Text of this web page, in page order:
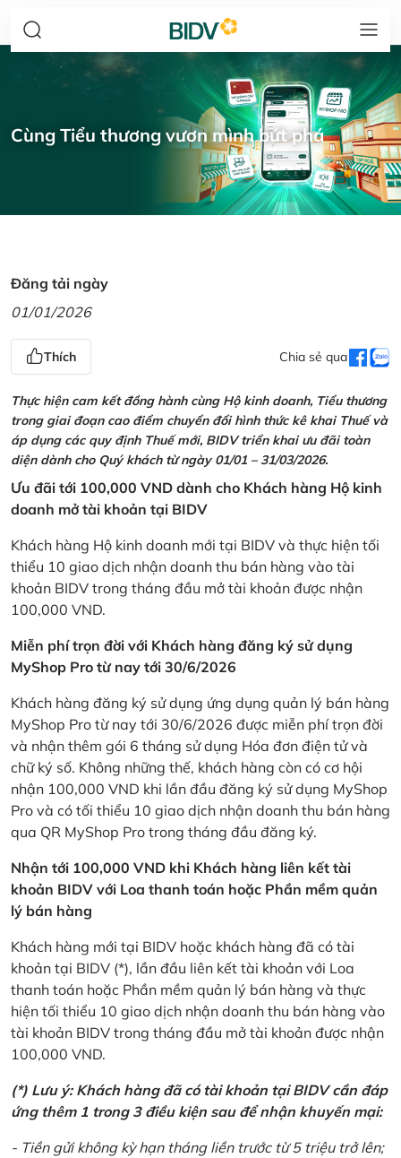
Cùng Tiểu thương vươn mình bứt phá
Đăng tải ngày
01/01/2026
Thích Chia sẻ qua
Thực hiện cam kết đồng hành cùng Hộ kinh doanh, Tiểu thương
trong giai đoạn cao điểm chuyển đổi hình thức kê khai Thuế và
áp dụng các quy định Thuế mới, BIDV triển khai ưu đãi toàn
diện dành cho Quý khách từ ngày 01/01 – 31/03/2026.
Ưu đãi tới 100,000 VND dành cho Khách hàng Hộ kinh
doanh mở tài khoản tại BIDV
Khách hàng Hộ kinh doanh mới tại BIDV và thực hiện tối
thiểu 10 giao dịch nhận doanh thu bán hàng vào tài
khoản BIDV trong tháng đầu mở tài khoản được nhận
100,000 VND.
Miễn phí trọn đời với Khách hàng đăng ký sử dụng
MyShop Pro từ nay tới 30/6/2026
Khách hàng đăng ký sử dụng ứng dụng quản lý bán hàng
MyShop Pro từ nay tới 30/6/2026 được miễn phí trọn đời
và nhận thêm gói 6 tháng sử dụng Hóa đơn điện tử và
chữ ký số. Không những thế, khách hàng còn có cơ hội
nhận 100,000 VND khi lần đầu đăng ký sử dụng MyShop
Pro và có tối thiểu 10 giao dịch nhận doanh thu bán hàng
qua QR MyShop Pro trong tháng đầu đăng ký.
Nhận tới 100,000 VND khi Khách hàng liên kết tài
khoản BIDV với Loa thanh toán hoặc Phần mềm quản
lý bán hàng
Khách hàng mới tại BIDV hoặc khách hàng đã có tài
khoản tại BIDV (*), lần đầu liên kết tài khoản với Loa
thanh toán hoặc Phần mềm quản lý bán hàng và thực
hiện tối thiểu 10 giao dịch nhận doanh thu bán hàng vào
tài khoản BIDV trong tháng đầu mở tài khoản được nhận
100,000 VND.
(*) Lưu ý: Khách hàng đã có tài khoản tại BIDV cần đáp
ứng thêm 1 trong 3 điều kiện sau để nhận khuyến mại:
- Tiền gửi không kỳ hạn tháng liền trước từ 5 triệu trở lên;